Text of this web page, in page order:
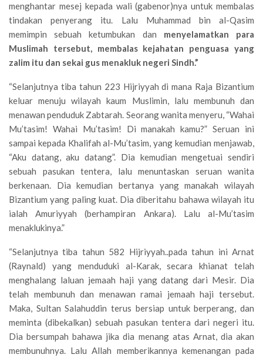
menghantar mesej kepada wali (gabenor)nya untuk membalas
tindakan penyerang itu. Lalu Muhammad bin al-Qasim
memimpin sebuah ketumbukan dan menyelamatkan para
Muslimah tersebut, membalas kejahatan penguasa yang
zalim itu dan sekai gus menakluk negeri Sindh.”
“Selanjutnya tiba tahun 223 Hijriyyah di mana Raja Bizantium
keluar menuju wilayah kaum Muslimin, lalu membunuh dan
menawan penduduk Zabtarah. Seorang wanita menyeru, “Wahai
Mu’tasim! Wahai Mu’tasim! Di manakah kamu?” Seruan ini
sampai kepada Khalifah al-Mu’tasim, yang kemudian menjawab,
“Aku datang, aku datang”. Dia kemudian mengetuai sendiri
sebuah pasukan tentera, lalu menuntaskan seruan wanita
berkenaan. Dia kemudian bertanya yang manakah wilayah
Bizantium yang paling kuat. Dia diberitahu bahawa wilayah itu
ialah Amuriyyah (berhampiran Ankara). Lalu al-Mu’tasim
menaklukinya.”
“Selanjutnya tiba tahun 582 Hijriyyah..pada tahun ini Arnat
(Raynald) yang menduduki al-Karak, secara khianat telah
menghalang laluan jemaah haji yang datang dari Mesir. Dia
telah membunuh dan menawan ramai jemaah haji tersebut.
Maka, Sultan Salahuddin terus bersiap untuk berperang, dan
meminta (dibekalkan) sebuah pasukan tentera dari negeri itu.
Dia bersumpah bahawa jika dia menang atas Arnat, dia akan
membunuhnya. Lalu Allah memberikannya kemenangan pada